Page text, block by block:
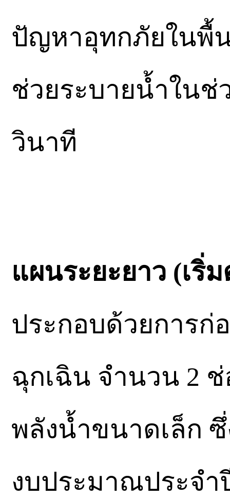
ปัญหาอุทกภัยในพื้น
ช่วยระบายน้ำในช่
วินาที
แผนระยะยาว (เริ่
ประกอบด้วยการก่
ฉุกเฉิน จำนวน 2
พลังน้ำขนาดเล็ก
งบประมาณประจำ